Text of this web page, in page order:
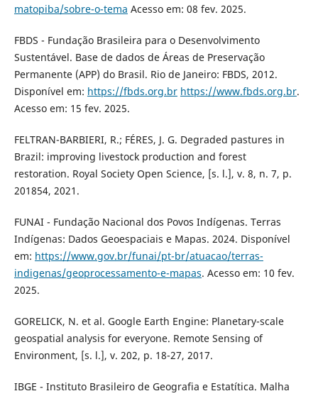
matopiba/sobre-o-tema Acesso em: 08 fev. 2025.
FBDS - Fundação Brasileira para o Desenvolvimento
Sustentável. Base de dados de Áreas de Preservação
Permanente (APP) do Brasil. Rio de Janeiro: FBDS, 2012.
Disponível em: https://fbds.org.br https://www.fbds.org.br.
Acesso em: 15 fev. 2025.
FELTRAN-BARBIERI, R.; FÉRES, J. G. Degraded pastures in
Brazil: improving livestock production and forest
restoration. Royal Society Open Science, [s. l.], v. 8, n. 7, p.
201854, 2021.
FUNAI - Fundação Nacional dos Povos Indígenas. Terras
Indígenas: Dados Geoespaciais e Mapas. 2024. Disponível
em: https://www.gov.br/funai/pt-br/atuacao/terras-
indigenas/geoprocessamento-e-mapas. Acesso em: 10 fev.
2025.
GORELICK, N. et al. Google Earth Engine: Planetary-scale
geospatial analysis for everyone. Remote Sensing of
Environment, [s. l.], v. 202, p. 18-27, 2017.
IBGE - Instituto Brasileiro de Geografia e Estatítica. Malha